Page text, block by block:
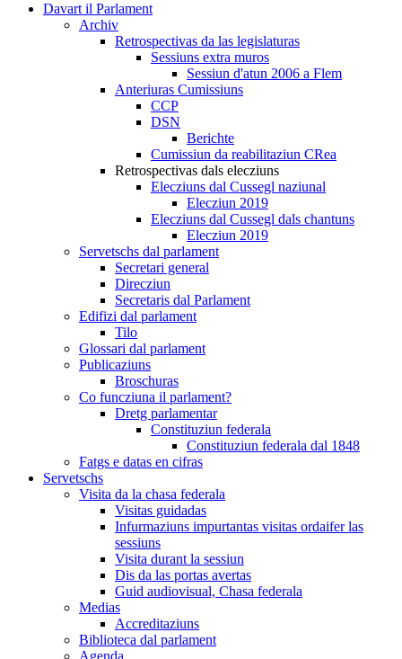
Davart il Parlament
Archiv
Retrospectivas da las legislaturas
Sessiuns extra muros
Sessiun d'atun 2006 a Flem
Anteriuras Cumissiuns
CCP
DSN
Berichte
Cumissiun da reabilitaziun CRea
Retrospectivas dals elecziuns
Elecziuns dal Cussegl naziunal
Elecziun 2019
Elecziuns dal Cussegl dals chantuns
Elecziun 2019
Servetschs dal parlament
Secretari general
Direcziun
Secretaris dal Parlament
Edifizi dal parlament
Tilo
Glossari dal parlament
Publicaziuns
Broschuras
Co funcziuna il parlament?
Dretg parlamentar
Constituziun federala
Constituziun federala dal 1848
Fatgs e datas en cifras
Servetschs
Visita da la chasa federala
Visitas guidadas
Infurmaziuns impurtantas visitas ordaifer las
sessiuns
Visita durant la sessiun
Dis da las portas avertas
Guid audiovisual, Chasa federala
Medias
Accreditaziuns
Biblioteca dal parlament